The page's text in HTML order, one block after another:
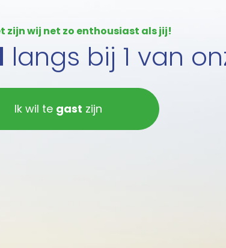
zijn wij net zo enthousiast als jij!
langs bij 1 van
Ik wil te gast zijn